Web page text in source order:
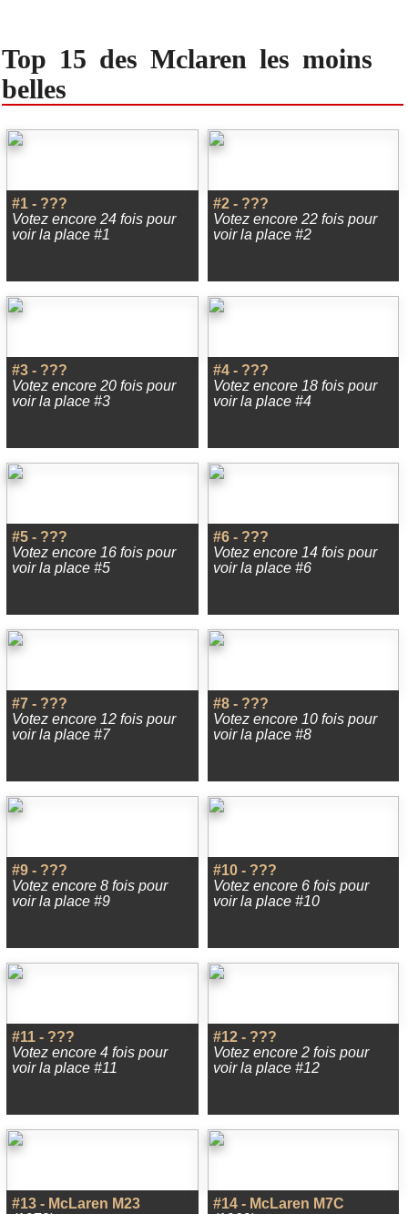
Top 15 des Mclaren les moins
belles
#1 - ???
Votez encore 24 fois pour
voir la place #1
#2 - ???
Votez encore 22 fois pour
voir la place #2
#3 - ???
Votez encore 20 fois pour
voir la place #3
#4 - ???
Votez encore 18 fois pour
voir la place #4
#5 - ???
Votez encore 16 fois pour
voir la place #5
#6 - ???
Votez encore 14 fois pour
voir la place #6
#7 - ???
Votez encore 12 fois pour
voir la place #7
#8 - ???
Votez encore 10 fois pour
voir la place #8
#9 - ???
Votez encore 8 fois pour
voir la place #9
#10 - ???
Votez encore 6 fois pour
voir la place #10
#11 - ???
Votez encore 4 fois pour
voir la place #11
#12 - ???
Votez encore 2 fois pour
voir la place #12
#13 - McLaren M23
#14 - McLaren M7C